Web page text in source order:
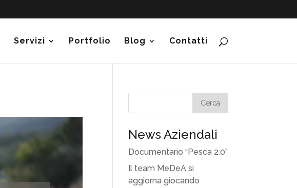
Servizi Portfolio Blog Contatti
News Aziendali
Documentario “Pesca 2.0”
Il team MeDeA si
aggiorna giocando